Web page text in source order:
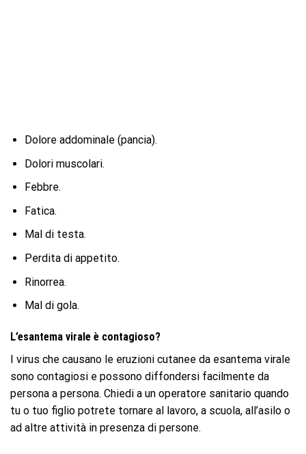
Dolore addominale (pancia).
Dolori muscolari.
Febbre.
Fatica.
Mal di testa.
Perdita di appetito.
Rinorrea.
Mal di gola.
L’esantema virale è contagioso?
I virus che causano le eruzioni cutanee da esantema virale
sono contagiosi e possono diffondersi facilmente da
persona a persona. Chiedi a un operatore sanitario quando
tu o tuo figlio potrete tornare al lavoro, a scuola, all’asilo o
ad altre attività in presenza di persone.